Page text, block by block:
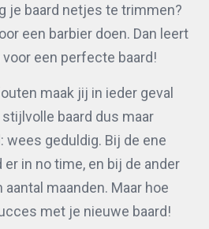
je baard netjes te trimmen?
een barbier doen. Dan leert
een perfecte baard!
maak jij in ieder geval
baard dus maar
wees geduldig. Bij de ene
er in no time, en bij de ander
maanden. Maar hoe
met je nieuwe baard!